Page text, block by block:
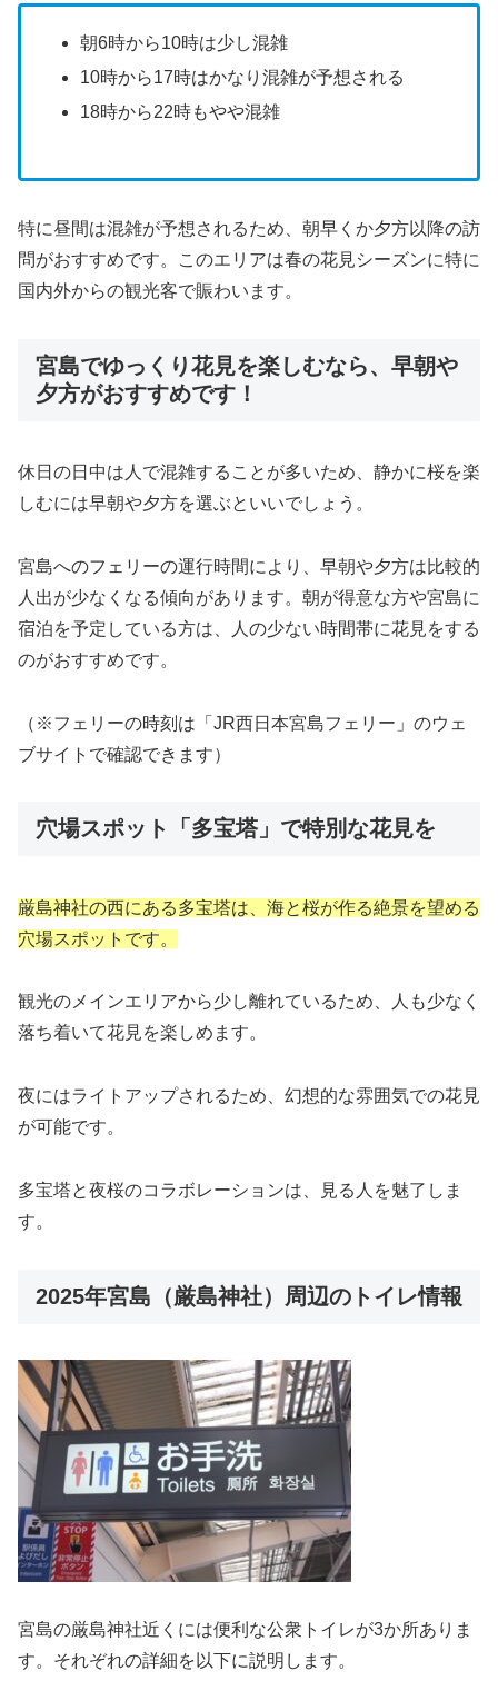
朝6時から10時は少し混雑
10時から17時はかなり混雑が予想される
18時から22時もやや混雑
特に昼間は混雑が予想されるため、朝早くか夕方以降の訪
問がおすすめです。このエリアは春の花見シーズンに特に
国内外からの観光客で賑わいます。
宮島でゆっくり花見を楽しむなら、早朝や
夕方がおすすめです！
休日の日中は人で混雑することが多いため、静かに桜を楽
しむには早朝や夕方を選ぶといいでしょう。
宮島へのフェリーの運行時間により、早朝や夕方は比較的
人出が少なくなる傾向があります。朝が得意な方や宮島に
宿泊を予定している方は、人の少ない時間帯に花見をする
のがおすすめです。
（※フェリーの時刻は「JR西日本宮島フェリー」のウェ
ブサイトで確認できます）
穴場スポット「多宝塔」で特別な花見を
厳島神社の西にある多宝塔は、海と桜が作る絶景を望める
穴場スポットです。
観光のメインエリアから少し離れているため、人も少なく
落ち着いて花見を楽しめます。
夜にはライトアップされるため、幻想的な雰囲気での花見
が可能です。
多宝塔と夜桜のコラボレーションは、見る人を魅了しま
す。
2025年宮島（厳島神社）周辺のトイレ情報
宮島の厳島神社近くには便利な公衆トイレが3か所ありま
す。それぞれの詳細を以下に説明します。